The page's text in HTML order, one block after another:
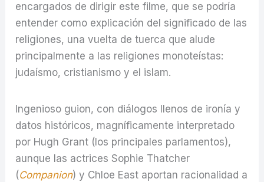
encargados de dirigir este filme, que se podría
entender como explicación del significado de las
religiones, una vuelta de tuerca que alude
principalmente a las religiones monoteístas:
judaísmo, cristianismo y el islam.
Ingenioso guion, con diálogos llenos de ironía y
datos históricos, magníficamente interpretado
por Hugh Grant (los principales parlamentos),
aunque las actrices Sophie Thatcher
(Companion) y Chloe East aportan racionalidad a